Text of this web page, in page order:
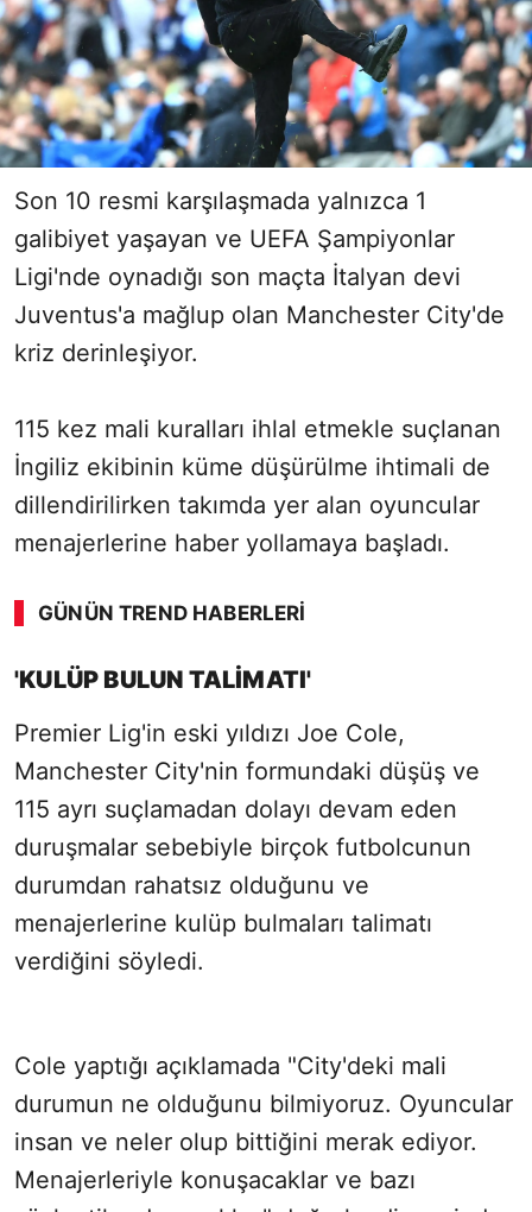
Son 10 resmi karşılaşmada yalnızca 1
galibiyet yaşayan ve UEFA Şampiyonlar
Ligi'nde oynadığı son maçta İtalyan devi
Juventus'a mağlup olan Manchester City'de
kriz derinleşiyor.
115 kez mali kuralları ihlal etmekle suçlanan
İngiliz ekibinin küme düşürülme ihtimali de
dillendirilirken takımda yer alan oyuncular
menajerlerine haber yollamaya başladı.
GÜNÜN TREND HABERLERI
00:02 / 03:53
'KULÜP BULUN TALİMATI'
Premier Lig'in eski yıldızı Joe Cole,
Manchester City'nin formundaki düşüş ve
115 ayrı suçlamadan dolayı devam eden
duruşmalar sebebiyle birçok futbolcunun
durumdan rahatsız olduğunu ve
menajerlerine kulüp bulmaları talimatı
verdiğini söyledi.
Cole yaptığı açıklamada "City'deki mali
durumun ne olduğunu bilmiyoruz. Oyuncular
insan ve neler olup bittiğini merak ediyor.
Menajerleriyle konuşacaklar ve bazı